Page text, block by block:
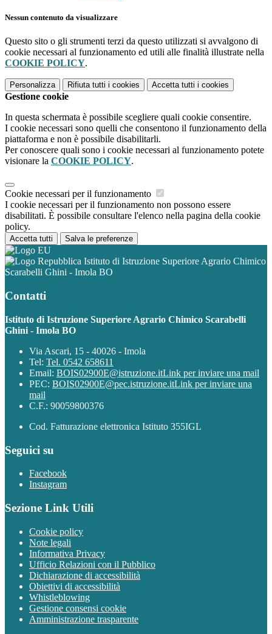
Nessun contenuto da visualizzare
Questo sito o gli strumenti terzi da questo utilizzati si avvalgono di
cookie necessari al funzionamento ed utili alle finalità illustrate nella
COOKIE POLICY.
Personalizza Rifiuta tutti i cookies Accetta tutti i cookies
Gestione cookie
In questa schermata è possibile scegliere quali cookie consentire.
I cookie necessari sono quelli che consentono il funzionamento della
piattaforma e non è possibile disabilitarli.
Per conoscere quali sono i cookie necessari al funzionamento potete
visionare la COOKIE POLICY.
Cookie necessari per il funzionamento
I cookie necessari per il funzionamento non possono essere
disabilitati. È possibile consultare l'elenco nella pagina della cookie
policy.
Accetta tutti Salva le preferenze
Istituto di Istruzione Superiore Agrario Chimico
Scarabelli Ghini - Imola BO
Contatti
Istituto di Istruzione Superiore Agrario Chimico Scarabelli
Ghini - Imola BO
Via Ascari, 15 - 40026 - Imola
Tel: Tel. 0542 658611
Email: BOIS02900E@istruzione.itLink per inviare una mail
PEC: BOIS02900E@pec.istruzione.itLink per inviare una
mail
C.F.: 90059800376
Cod. Fatturazione elettronica Istituto 355IGL
Seguici su
Facebook
Instagram
Sezione Link Utili
Cookie policy
Note legali
Informativa Privacy
Ufficio Relazioni con il Pubblico
Dichiarazione di accessibilità
Obiettivi di accessibilità
Whistleblowing
Gestione consensi cookie
Amministrazione trasparente